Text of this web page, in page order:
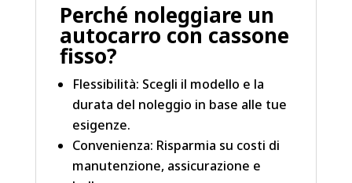
Perché noleggiare un
autocarro con cassone
fisso?
Flessibilità: Scegli il modello e la
durata del noleggio in base alle tue
esigenze.
Convenienza: Risparmia su costi di
manutenzione, assicurazione e